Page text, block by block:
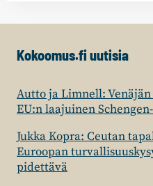
Kokoomus.fi uutisia
Autto ja Limnell:
EU:n laajuinen
Jukka Kopra: Ceutan
Euroopan
pidettävä